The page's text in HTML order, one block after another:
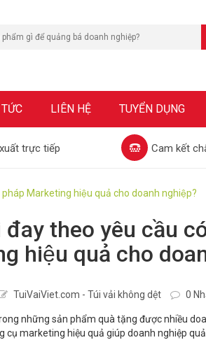
LIÊN HỆ TUYỂN DỤNG
trực tiếp Cam kết
Marketing hiệu quả cho doanh nghiệp?
đay theo yêu cầu
hiệu quả cho
TuiVaiViet.com - Túi vải không dệt 0
những sản phẩm quà tặng được nhiều
cụ marketing hiệu quả giúp doanh nghiệp